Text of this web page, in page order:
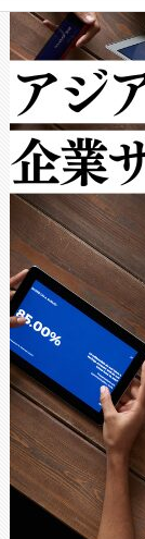
クルの
[…]
で向上
ットだ
ルの変
作業と
Avia 2
× 80°
ードを
ること
うにし
密度な